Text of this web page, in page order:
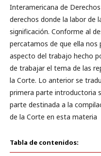
Interamericana de
derechos donde la labor de
significación. Conforme al
percatamos de que ella
aspecto del trabajo hecho
de trabajar el tema de las
la Corte. Lo anterior se
primera parte introductoria
parte destinada a la
de la Corte en esta materia
Tabla de contenidos: